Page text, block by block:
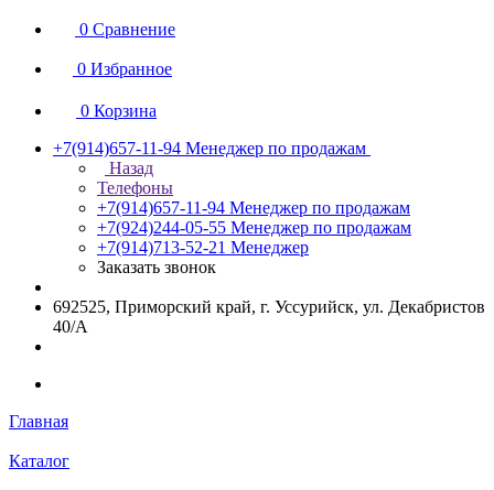
0 Сравнение
0 Избранное
0 Корзина
+7(914)657-11-94 Менеджер по продажам
Назад
Телефоны
+7(914)657-11-94 Менеджер по продажам
+7(924)244-05-55 Менеджер по продажам
+7(914)713-52-21 Менеджер
Заказать звонок
692525, Приморский край, г. Уссурийск, ул. Декабристов
40/А
Главная
Каталог